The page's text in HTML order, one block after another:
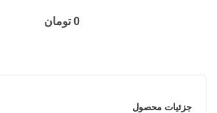
0 تومان
جزئیات محصول